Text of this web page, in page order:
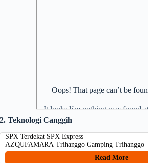
2. Teknologi Canggih
SPX Terdekat SPX Express
AZQUFAMARA Trihanggo Gamping Trihanggo
Read More